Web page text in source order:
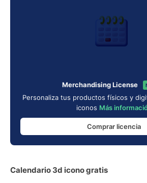
Merchandising License
Personaliza tus productos físicos y
iconos Más
Comprar licencia
Calendario 3d icono gratis